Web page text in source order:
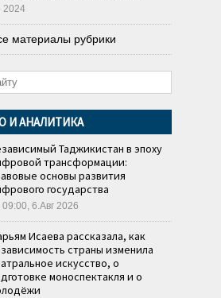
2024
материалы рубрики
И АНАЛИТИКА
Таджикистан в эпоху
трансформации:
основы развития
государства
09:00, 6.Авг 2026
Исаева рассказала, как
страны изменила
искусство, о
моноспектакля и о